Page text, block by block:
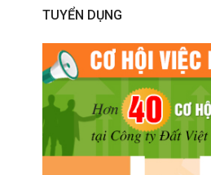
TUYỂN DỤNG